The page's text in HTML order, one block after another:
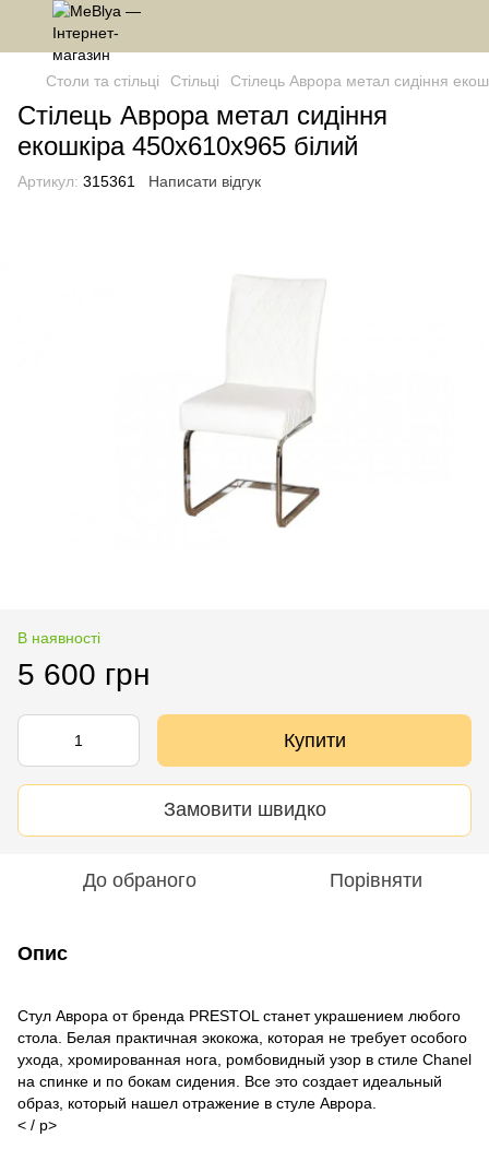
Столи та стільці Стільці Стілець Аврора метал сидіння
Стілець Аврора метал сидіння
екошкіра 450x610x965 білий
Артикул: 315361 Написати відгук
В наявності
5 600 грн
Купити
Замовити швидко
До обраного Порівняти
Опис
Стул Аврора от бренда PRESTOL станет украшением любого
стола. Белая практичная экокожа, которая не требует особого
ухода, хромированная нога, ромбовидный узор в стиле Chanel
на спинке и по бокам сидения. Все это создает идеальный
образ, который нашел отражение в стуле Аврора.
< / p>